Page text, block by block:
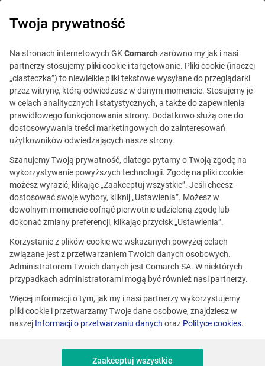
IT Board
Blog Praca w IT
21 sierpnia 2017
Fakty i mity o pracy programisty
Udostępnij
Twoja prywatność
Na stronach internetowych GKComarch zarówno my jak i nasi
partnerzy stosujemy pliki cookie i targetowanie. Pliki cookie (inaczej
„ciasteczka”) to niewielkie pliki tekstowe wysyłane do przeglądarki
przez witrynę, którą odwiedzasz w danym momencie. Stosujemy je
w celach analitycznych i statystycznych, a także do zapewnienia
prawidłowego funkcjonowania strony. Dodatkowo służą one do
dostosowywania treści marketingowych do zainteresowań
użytkowników odwiedzających nasze strony.
Szanujemy Twoją prywatność, dlatego pytamy o Twoją zgodę na
wykorzystywanie powyższych technologii. Zgodę na pliki cookie
możesz wyrazić, klikając „Zaakceptuj wszystkie”. Jeśli chcesz
dostosować swoje wybory, kliknij „Ustawienia”. Możesz w
dowolnym momencie cofnąć pierwotnie udzieloną zgodę lub
dokonać zmiany preferencji, klikając przycisk „Ustawienia”.
Korzystanie z plików cookie we wskazanych powyżej celach
związane jest z przetwarzaniem Twoich danych osobowych.
Administratorem Twoich danych jest Comarch SA. W niektórych
przypadkach administratorami mogą być również nasi partnerzy.
Więcej informacji o tym, jak my i nasi partnerzy wykorzystujemy
pliki cookie i przetwarzamy Twoje dane osobowe, znajdziesz w
naszej Informacji o przetwarzaniu danych oraz Polityce cookies.
Zaakceptuj wszystkie